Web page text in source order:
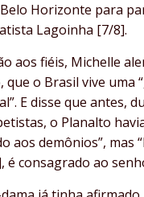
Belo Horizonte para
Lagoinha [7/8].
aos fiéis, Michelle
que o Brasil vive uma
E disse que antes,
o Planalto
aos demônios”, mas
é consagrado ao